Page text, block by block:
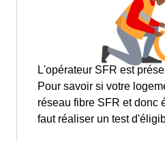
L'opérateur SFR est
Pour savoir si votre
réseau fibre SFR et donc
faut réaliser un test